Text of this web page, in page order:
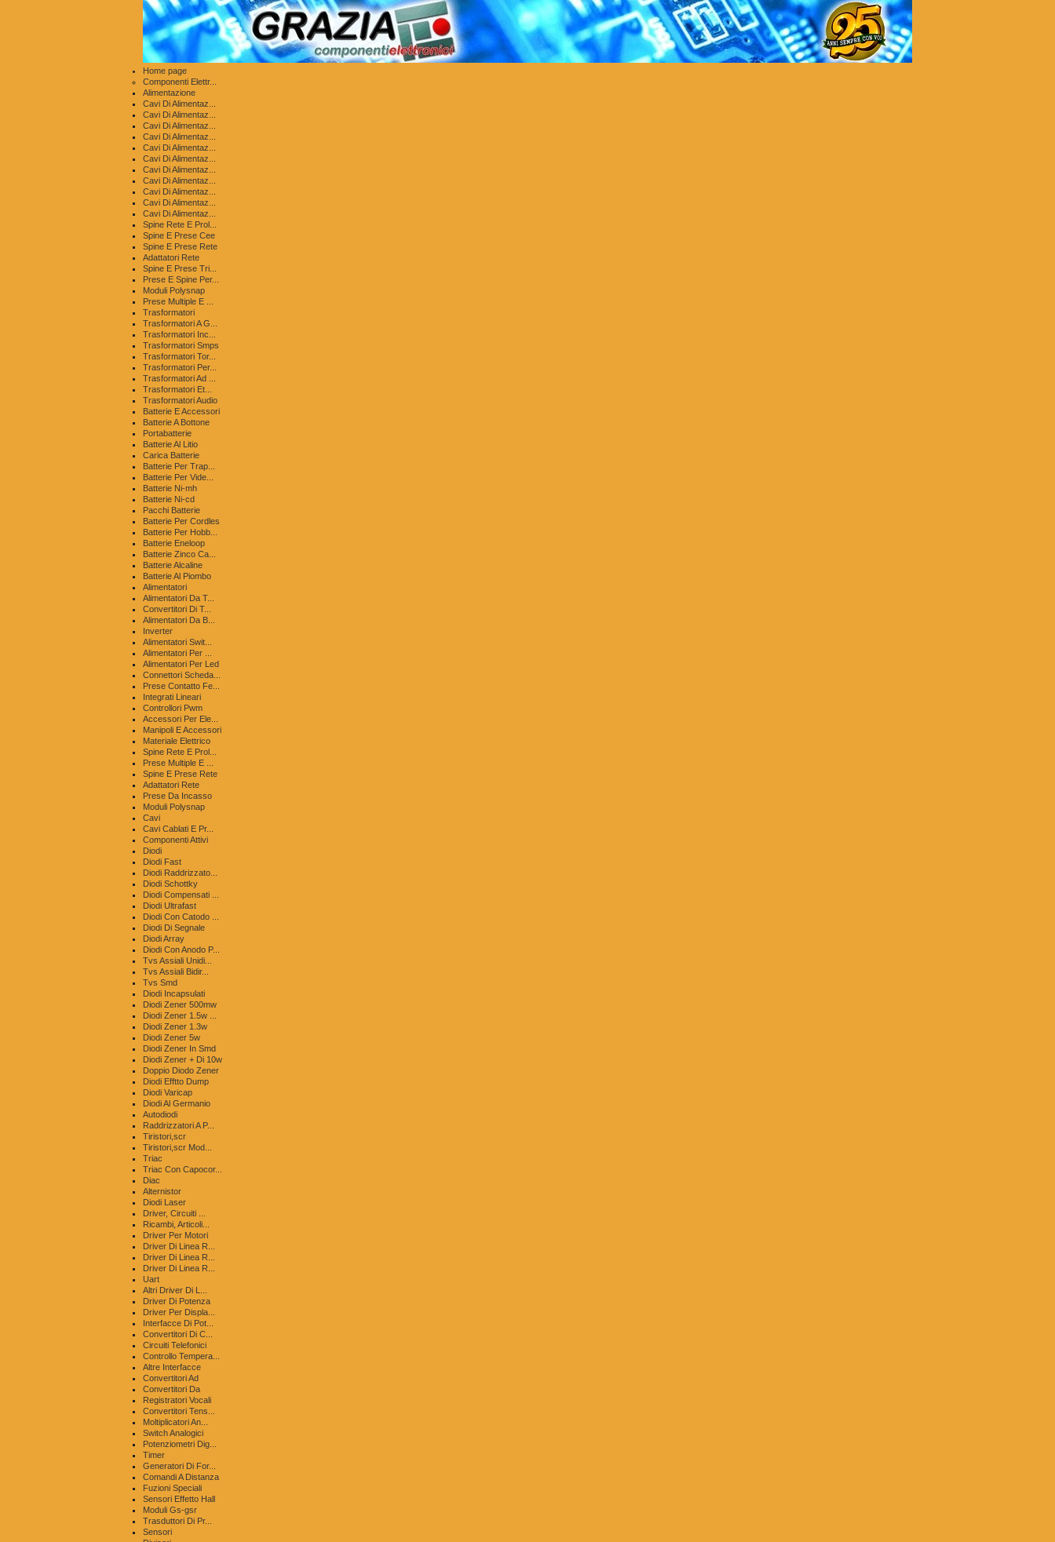
Home page
Componenti Elettr...
Alimentazione
Cavi Di Alimentaz...
Cavi Di Alimentaz...
Cavi Di Alimentaz...
Cavi Di Alimentaz...
Cavi Di Alimentaz...
Cavi Di Alimentaz...
Cavi Di Alimentaz...
Cavi Di Alimentaz...
Cavi Di Alimentaz...
Cavi Di Alimentaz...
Cavi Di Alimentaz...
Spine Rete E Prol...
Spine E Prese Cee
Spine E Prese Rete
Adattatori Rete
Spine E Prese Tri...
Prese E Spine Per...
Moduli Polysnap
Prese Multiple E ...
Trasformatori
Trasformatori A G...
Trasformatori Inc...
Trasformatori Smps
Trasformatori Tor...
Trasformatori Per...
Trasformatori Ad ...
Trasformatori Et...
Trasformatori Audio
Batterie E Accessori
Batterie A Bottone
Portabatterie
Batterie Al Litio
Carica Batterie
Batterie Per Trap...
Batterie Per Vide...
Batterie Ni-mh
Batterie Ni-cd
Pacchi Batterie
Batterie Per Cordles
Batterie Per Hobb...
Batterie Eneloop
Batterie Zinco Ca...
Batterie Alcaline
Batterie Al Piombo
Alimentatori
Alimentatori Da T...
Convertitori Di T...
Alimentatori Da B...
Inverter
Alimentatori Swit...
Alimentatori Per ...
Alimentatori Per Led
Connettori Scheda...
Prese Contatto Fe...
Integrati Lineari
Controllori Pwm
Accessori Per Ele...
Manipoli E Accessori
Materiale Elettrico
Spine Rete E Prol...
Prese Multiple E ...
Spine E Prese Rete
Adattatori Rete
Prese Da Incasso
Moduli Polysnap
Cavi
Cavi Cablati E Pr...
Componenti Attivi
Diodi
Diodi Fast
Diodi Raddrizzato...
Diodi Schottky
Diodi Compensati ...
Diodi Ultrafast
Diodi Con Catodo ...
Diodi Di Segnale
Diodi Array
Diodi Con Anodo P...
Tvs Assiali Unidi...
Tvs Assiali Bidir...
Tvs Smd
Diodi Incapsulati
Diodi Zener 500mw
Diodi Zener 1.5w ...
Diodi Zener 1.3w
Diodi Zener 5w
Diodi Zener In Smd
Diodi Zener + Di 10w
Doppio Diodo Zener
Diodi Efftto Dump
Diodi Varicap
Diodi Al Germanio
Autodiodi
Raddrizzatori A P...
Tiristori,scr
Tiristori,scr Mod...
Triac
Triac Con Capocor...
Diac
Alternistor
Diodi Laser
Driver, Circuiti ...
Ricambi, Articoli...
Driver Per Motori
Driver Di Linea R...
Driver Di Linea R...
Driver Di Linea R...
Uart
Altri Driver Di L...
Driver Di Potenza
Driver Per Displa...
Interfacce Di Pot...
Convertitori Di C...
Circuiti Telefonici
Controllo Tempera...
Altre Interfacce
Convertitori Ad
Convertitori Da
Registratori Vocali
Convertitori Tens...
Moltiplicatori An...
Switch Analogici
Potenziometri Dig...
Timer
Generatori Di For...
Comandi A Distanza
Fuzioni Speciali
Sensori Effetto Hall
Moduli Gs-gsr
Trasduttori Di Pr...
Sensori